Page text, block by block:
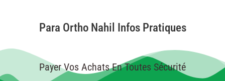
Para Ortho Nahil Infos Pratiques
Payer Vos Achats En Toutes Sécurité